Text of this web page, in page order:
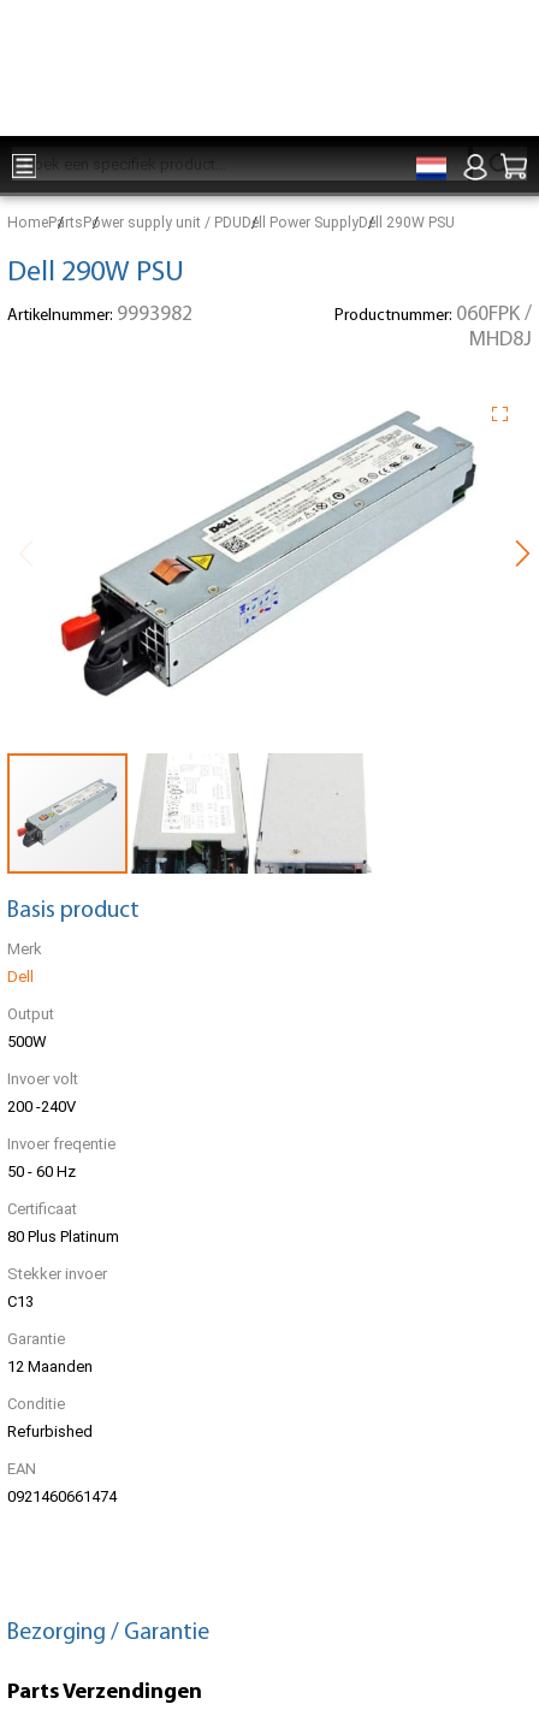
HomePartsPower supply unit / PDUDell Power SupplyDell 290W PSU
Dell 290W PSU
Artikelnummer: 9993982 Productnummer: 060FPK /
MHD8J
Basis product
Merk
Dell
Output
500W
Invoer volt
200 -240V
Invoer freqentie
50 - 60 Hz
Certificaat
80 Plus Platinum
Stekker invoer
C13
Garantie
12 Maanden
Conditie
Refurbished
EAN
0921460661474
Bezorging / Garantie
Parts Verzendingen